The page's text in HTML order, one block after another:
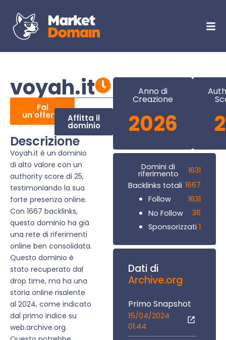
voyah.it
Fai
un'offerta Affitta il
dominio
Descrizione
Voyah.it è un dominio
di alto valore con un
authority score di 25,
testimoniando la sua
forte presenza online.
Con 1667 backlinks,
questo dominio ha già
una rete di riferimenti
online ben consolidata.
Questo dominio è
stato recuperato dal
drop time, ma ha una
storia online risalente
al 2024, come indicato
dal primo indice su
web.archive.org.
Anno di
Creazione
2026
Domini di
riferimento
1631
Backlinks totali 1667
Follow
1631
No Follow
36
Sponsorizzati 1
Dati di
Archive.org
Primo Snapshot
15/04/2024
01:44